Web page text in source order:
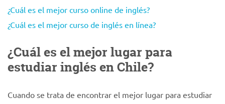
¿Cuál es el mejor curso online de inglés?
¿Cuál es el mejor curso de inglés en línea?
¿Cuál es el mejor lugar para
estudiar inglés en Chile?
Cuando se trata de encontrar el mejor lugar para estudiar